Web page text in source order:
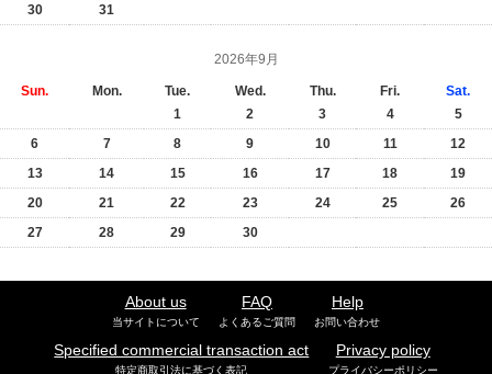
30
31
2026年9月
Sun. Mon. Tue. Wed. Thu. Fri.
Sat.
1
2 3 4
5
6
7 8 9 10 11
12
13
14 15 16 17 18
19
20
21 22 23 24 25
26
27
28 29 30
About us
当サイトについて
FAQ
よくあるご質問
Help
お問い合わせ
Specified commercial transaction act
特定商取引法に基づく表記
Privacy policy
プライバシーポリシー